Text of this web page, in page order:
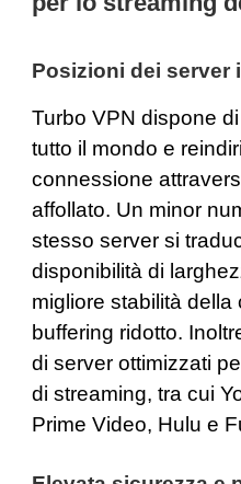
Posizioni dei server
Turbo VPN dispone
tutto il mondo e
connessione
affollato. Un minor
stesso server si
disponibilità di
migliore stabilità
buffering ridotto.
di server ottimizzati
di streaming, tra cui
Prime Video, Hulu e